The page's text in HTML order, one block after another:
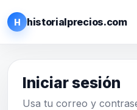
H historialprecios.com
Iniciar sesión
Usa tu correo y